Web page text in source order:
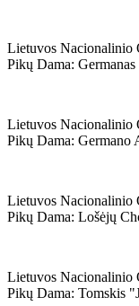
Lietuvos Nacionalinio
Pikų Dama:
Lietuvos Nacionalinio
Pikų Dama: Germano
Lietuvos Nacionalinio
Pikų Dama: Lošėjų
Lietuvos Nacionalinio
Pikų Dama: Tomskis